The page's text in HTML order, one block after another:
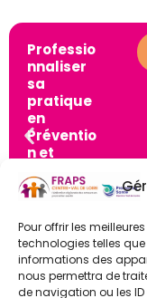
Pour offrir les
technologies telles
informations des
nous permettra de
de navigation ou les
Professio
nnaliser
sa
pratique
en
Préventio
n et
n de la
Santé